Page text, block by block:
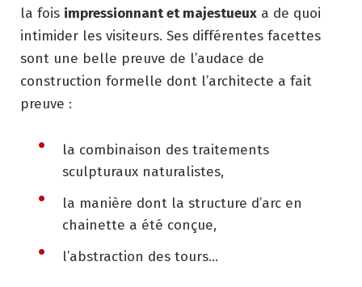
la fois impressionnant et majestueux a de quoi
intimider les visiteurs. Ses différentes facettes
sont une belle preuve de l’audace de
construction formelle dont l’architecte a fait
preuve :
la combinaison des traitements
sculpturaux naturalistes,
la manière dont la structure d’arc en
chainette a été conçue,
l’abstraction des tours…